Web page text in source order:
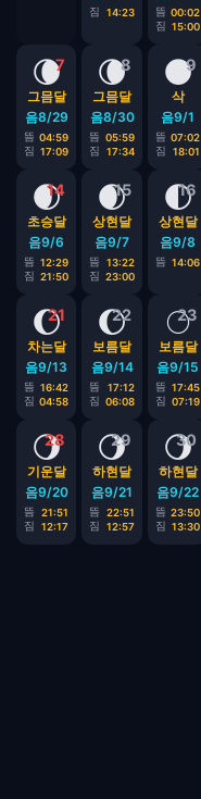
짐 14:23 뜸 00:02
짐 15:00
7
🌘
그믐달
음8/29
뜸 04:59
짐 17:09
8
🌘
그믐달
음8/30
뜸 05:59
짐
17:34
9
🌑
삭
음9/1
뜸 07:02
짐
18:01
14
🌒
초승달
음9/6
뜸 12:29
짐 21:50
15
🌒
상현달
음9/7
뜸
13:22
짐 23:00
16
🌓
상현달
음9/8
뜸 14:06
21
🌔
차는달
음9/13
뜸 16:42
짐 04:58
22
🌔
보름달
음9/14
뜸
17:12
짐 06:08
23
🌕
보름달
음9/15
뜸 17:45
짐 07:19
28
🌖
기운달
음9/20
뜸
21:51
짐
12:17
29
🌖
하현달
음9/21
뜸
22:51
짐
12:57
30
🌖
하현달
음9/22
뜸 23:50
짐 13:30